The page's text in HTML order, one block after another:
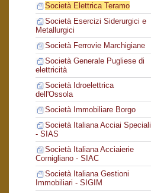
Società Elettrica Teramo
Società Esercizi Siderurgici e
Metallurgici
Società Ferrovie Marchigiane
Società Generale Pugliese di
elettricità
Società Idroelettrica
dell'Ossola
Società Immobiliare Borgo
Società Italiana Acciai Speciali
- SIAS
Società Italiana Acciaierie
Cornigliano - SIAC
Società Italiana Gestioni
Immobiliari - SIGIM